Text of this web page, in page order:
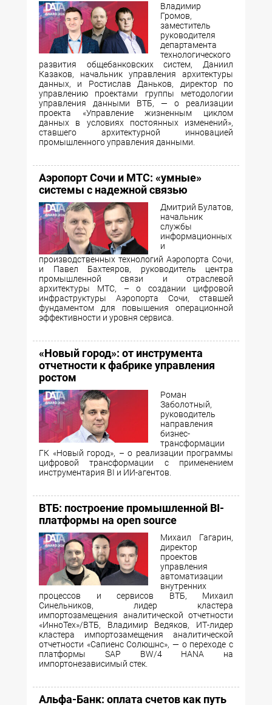
Владимир
Громов,
заместитель
руководителя
департамента
технологического
развития общебанковских систем, Даниил
Казаков, начальник управления архитектуры
данных, и Ростислав Даньков, директор по
управлению проектами группы методологии
управления данными ВТБ, — о реализации
проекта «Управление жизненным циклом
данных в условиях постоянных изменений»,
ставшего архитектурной инновацией
промышленного управления данными.
Аэропорт Сочи и МТС: «умные»
системы с надежной связью
Дмитрий Булатов,
начальник
службы
информационных
и
производственных технологий Аэропорта Сочи,
и Павел Бахтеяров, руководитель центра
промышленной связи и отраслевой
архитектуры МТС, – о создании цифровой
инфраструктуры Аэропорта Сочи, ставшей
фундаментом для повышения операционной
эффективности и уровня сервиса.
«Новый город»: от инструмента
отчетности к фабрике управления
ростом
Роман
Заболотный,
руководитель
направления
бизнес-
трансформации
ГК «Новый город», – о реализации программы
цифровой трансформации с применением
инструментария BI и ИИ-агентов.
ВТБ: построение промышленной BI-
платформы на open source
Михаил Гагарин,
директор
проектов
управления
автоматизации
внутренних
процессов и сервисов ВТБ, Михаил
Синельников, лидер кластера
импортозамещения аналитической отчетности
«ИнноТех»/ВТБ, Владимир Ведяков, ИТ-лидер
кластера импортозамещения аналитической
отчетности «Сапиенс Солюшнс», — о переходе с
платформы SAP BW/4 HANA на
импортонезависимый стек.
Альфа-Банк: оплата счетов как путь